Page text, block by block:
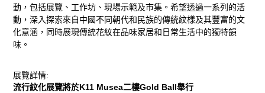
活
動
及
動，包括展覽、工作坊、現場示範及市集。希望透過一系列的活
動，深入探索來自中國不同朝代和民族的傳統紋樣及其豐富的文
化意涵，同時展現傳統花紋在品味家居和日常生活中的獨特韻
味。
展覽詳情:
流行紋化展覽將於K11 Musea二樓Gold Ball舉行